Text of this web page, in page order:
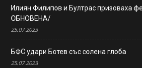
Илиян Филипов и Бултрас призоваха
ОБНОВЕНА/
25.07.2023
БФС удари Ботев със солена глоба
25.07.2023